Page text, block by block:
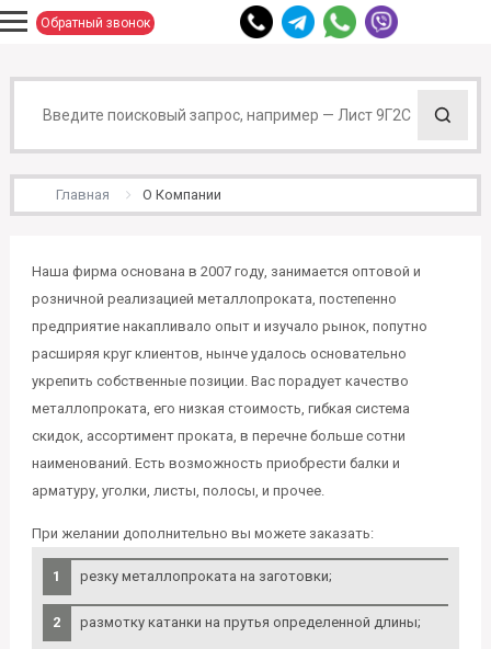
Обратный звонок
Главная О Компании
Наша фирма основана в 2007 году, занимается оптовой и
розничной реализацией металлопроката, постепенно
предприятие накапливало опыт и изучало рынок, попутно
расширяя круг клиентов, нынче удалось основательно
укрепить собственные позиции. Вас порадует качество
металлопроката, его низкая стоимость, гибкая система
скидок, ассортимент проката, в перечне больше сотни
наименований. Есть возможность приобрести балки и
арматуру, уголки, листы, полосы, и прочее.
При желании дополнительно вы можете заказать:
резку металлопроката на заготовки;
размотку катанки на прутья определенной длины;